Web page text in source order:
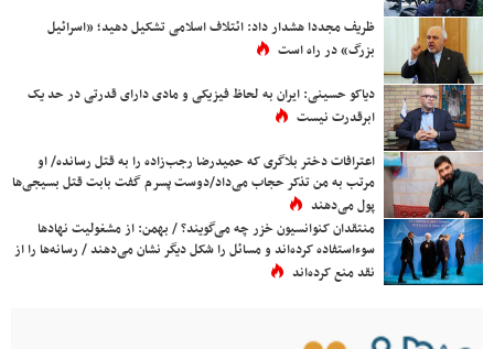
ظریف مجددا هشدار داد: ائتلاف اسلامی تشکیل دهید؛ «اسرائیل
بزرگ» در راه است
دیاکو حسینی: ایران به لحاظ فیزیکی و مادی دارای قدرتی در حد یک
ابرقدرت نیست
اعترافات دختر بلاگری که حمیدرضا رجب‌زاده را به قتل رسانده/ او
مرتب به من تذکر حجاب می‌داد/دوست پسرم گفت بابت قتل بسیجی‌ها
پول می‌دهند
منتقدان کنوانسیون خزر چه می‌گویند؟ / بهمن: از مشغولیت نهادها
سوءاستفاده کرده‌اند و مسائل را شکل دیگر نشان می‌دهند / رسانه‌ها را از
نقد منع کرده‌اند